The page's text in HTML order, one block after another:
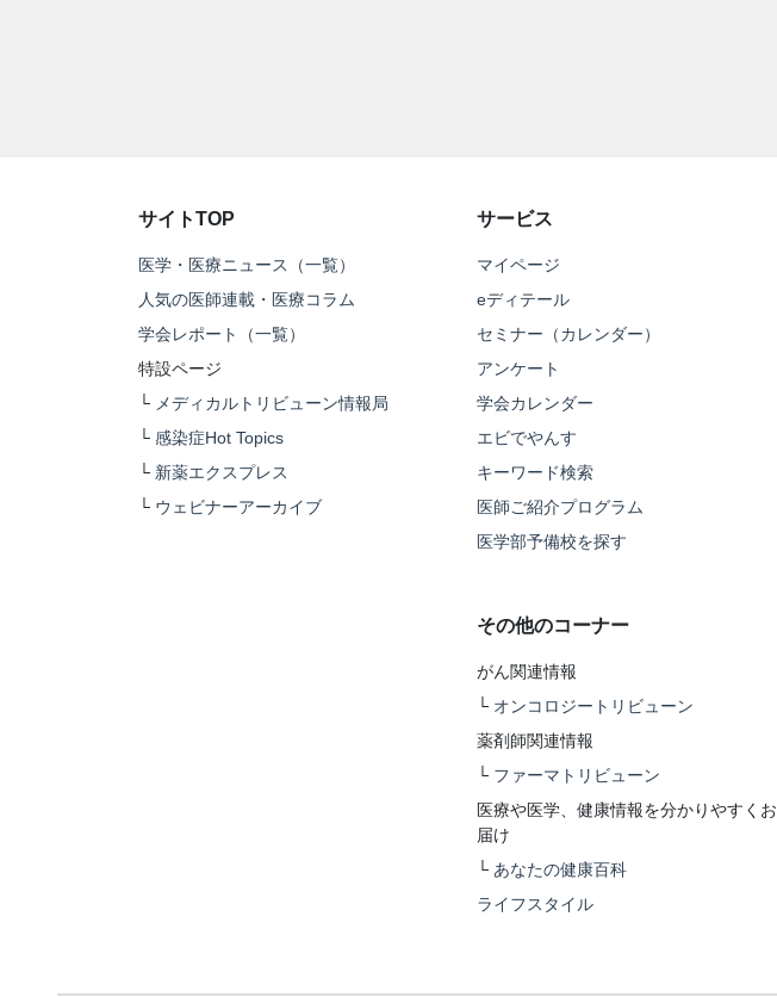
サイトTOP
医学・医療ニュース（一覧）
人気の医師連載・医療コラム
学会レポート（一覧）
特設ページ
└ メディカルトリビューン情報局
└ 感染症Hot Topics
└ 新薬エクスプレス
└ ウェビナーアーカイブ
サービス
マイページ
eディテール
セミナー（カレンダー）
アンケート
学会カレンダー
エビでやんす
キーワード検索
医師ご紹介プログラム
医学部予備校を探す
その他のコーナー
がん関連情報
└ オンコロジートリビューン
薬剤師関連情報
└ ファーマトリビューン
医療や医学、健康情報を分かりやすくお
届け
└ あなたの健康百科
ライフスタイル